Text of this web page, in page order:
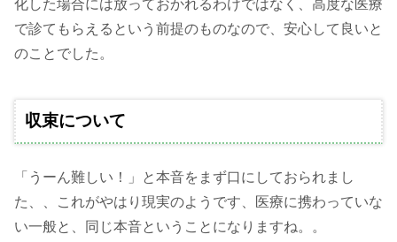
化した場合には放っておかれるわけではなく、高度な医療
で診てもらえるという前提のものなので、安心して良いと
のことでした。
収束について
「うーん難しい！」と本音をまず口にしておられまし
た、、これがやはり現実のようです、医療に携わっていな
い一般と、同じ本音ということになりますね。。